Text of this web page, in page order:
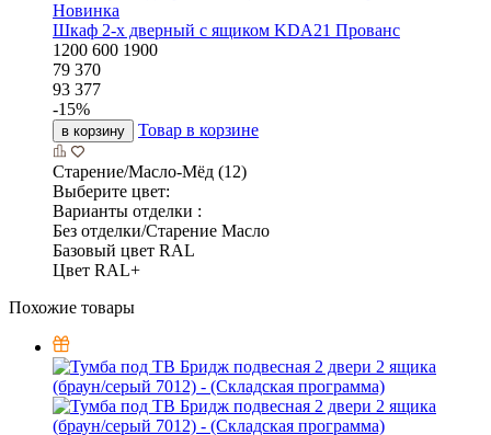
Новинка
Шкаф 2-х дверный с ящиком KDA21 Прованс
1200 600 1900
79 370
93 377
-15%
в корзину Товар в корзине
Старение/Масло-Мёд (12)
Выберите цвет:
Варианты отделки :
Без отделки/Старение Масло
Базовый цвет RAL
Цвет RAL+
Похожие товары